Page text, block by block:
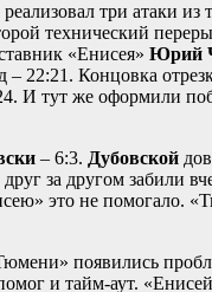
три атаки из
технический
«Енисея» Юрий
– 22:21. Концовка
И тут же оформили
– 6:3. Дубовской
за другом забили
это не помогало.
появились
и тайм-аут.